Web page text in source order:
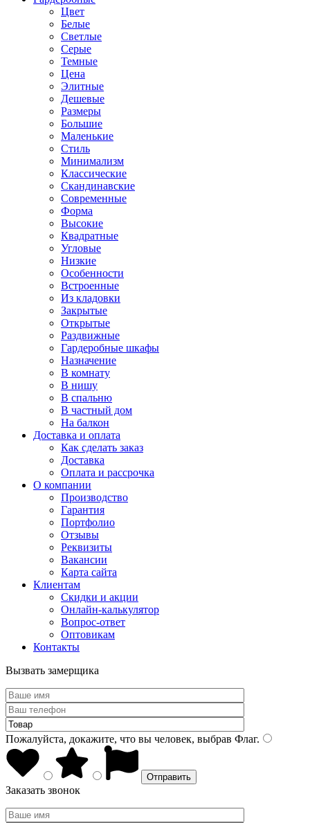
Цвет
Белые
Светлые
Серые
Темные
Цена
Элитные
Дешевые
Размеры
Большие
Маленькие
Стиль
Минимализм
Классические
Скандинавские
Современные
Форма
Высокие
Квадратные
Угловые
Низкие
Особенности
Встроенные
Из кладовки
Закрытые
Открытые
Раздвижные
Гардеробные шкафы
Назначение
В комнату
В нишу
В спальню
В частный дом
На балкон
Доставка и оплата
Как сделать заказ
Доставка
Оплата и рассрочка
О компании
Производство
Гарантия
Портфолио
Отзывы
Реквизиты
Вакансии
Карта сайта
Клиентам
Скидки и акции
Онлайн-калькулятор
Вопрос-ответ
Оптовикам
Контакты
Вызвать замерщика
Пожалуйста, докажите, что вы человек, выбрав Флаг.
Заказать звонок